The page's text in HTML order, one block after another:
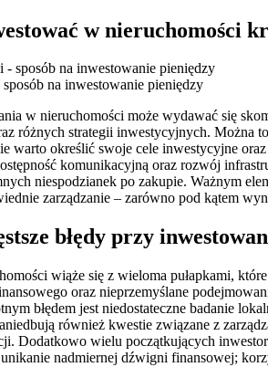
w nieruchomości
na inwestowanie pieniędzy
w nieruchomości może wydawać się
różnych strategii inwestycyjnych. Można
warto określić swoje cele inwestycyjne
komunikacyjną oraz rozwój
niespodzianek po zakupie. Ważnym
zarządzanie – zarówno pod kątem
błędy przy
wiąże się z wieloma pułapkami,
oraz nieprzemyślane
błędem jest niedostateczne badanie
również kwestie związane z
Dodatkowo wielu początkujących
nadmiernej dźwigni finansowej;